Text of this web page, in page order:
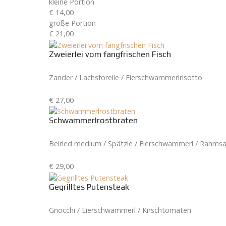
€ 14,00
große Portion
€ 21,00
Zweierlei vom fangfrischen Fisch
Zander / Lachsforelle / Eierschwammerlrisotto
€ 27,00
Schwammerlrostbraten
Beiried medium / Spätzle / Eierschwammerl /
€ 29,00
Gegrilltes Putensteak
Gnocchi / Eierschwammerl / Kirschtomaten